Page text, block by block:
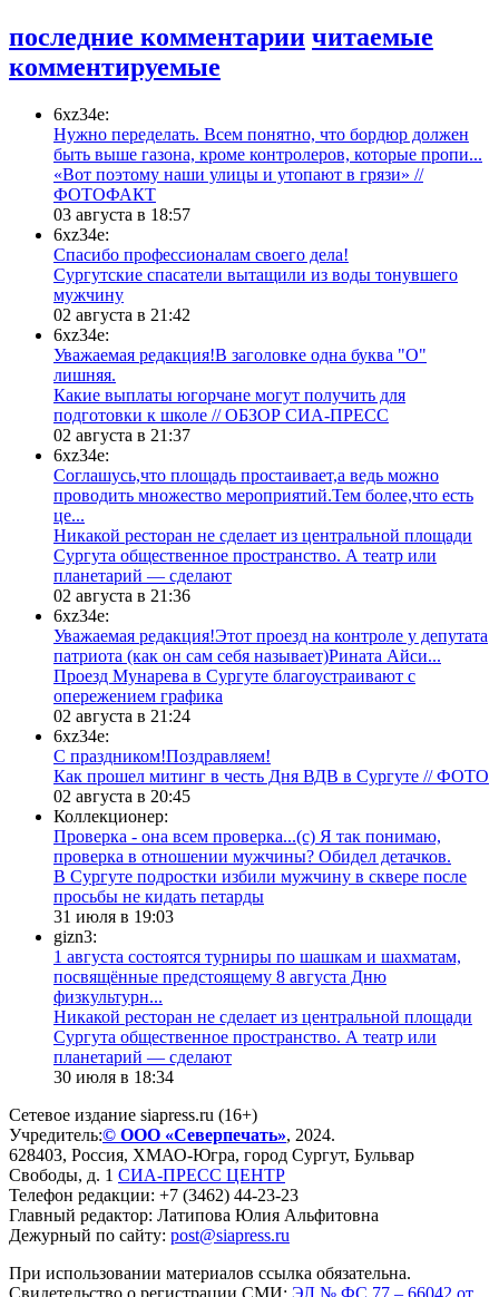
последние комментарии читаемые
комментируемые
6xz34e:
Нужно переделать. Всем понятно, что бордюр должен
быть выше газона, кроме контролеров, которые пропи...
«Вот поэтому наши улицы и утопают в грязи» //
ФОТОФАКТ
03 августа в 18:57
6xz34e:
Спасибо профессионалам своего дела!
Сургутские спасатели вытащили из воды тонувшего
мужчину
02 августа в 21:42
6xz34e:
Уважаемая редакция!В заголовке одна буква "О"
лишняя.
Какие выплаты югорчане могут получить для
подготовки к школе // ОБЗОР СИА-ПРЕСС
02 августа в 21:37
6xz34e:
Соглашусь,что площадь простаивает,а ведь можно
проводить множество мероприятий.Тем более,что есть
це...
​Никакой ресторан не сделает из центральной площади
Сургута общественное пространство. А театр или
планетарий — сделают
02 августа в 21:36
6xz34e:
Уважаемая редакция!Этот проезд на контроле у депутата
патриота (как он сам себя называет)Рината Айси...
​Проезд Мунарева в Сургуте благоустраивают с
опережением графика
02 августа в 21:24
6xz34e:
С праздником!Поздравляем!
Как прошел митинг в честь Дня ВДВ в Сургуте // ФОТО
02 августа в 20:45
Коллекционер:
Проверка - она всем проверка...(с) Я так понимаю,
проверка в отношении мужчины? Обидел детачков.
В Сургуте подростки избили мужчину в сквере после
просьбы не кидать петарды
31 июля в 19:03
gizn3:
1 августа состоятся турниры по шашкам и шахматам,
посвящённые предстоящему 8 августа Дню
физкультурн...
​Никакой ресторан не сделает из центральной площади
Сургута общественное пространство. А театр или
планетарий — сделают
30 июля в 18:34
Сетевое издание siapress.ru (16+)
Учредитель:© ООО «Северпечать», 2024.
628403, Россия, ХМАО-Югра, город Сургут, Бульвар
Свободы, д. 1 СИА-ПРЕСС ЦЕНТР
Телефон редакции: +7 (3462) 44-23-23
Главный редактор: Латипова Юлия Альфитовна
Дежурный по сайту: post@siapress.ru
При использовании материалов ссылка обязательна.
Свидетельство о регистрации СМИ: ЭЛ № ФС 77 – 66042 от